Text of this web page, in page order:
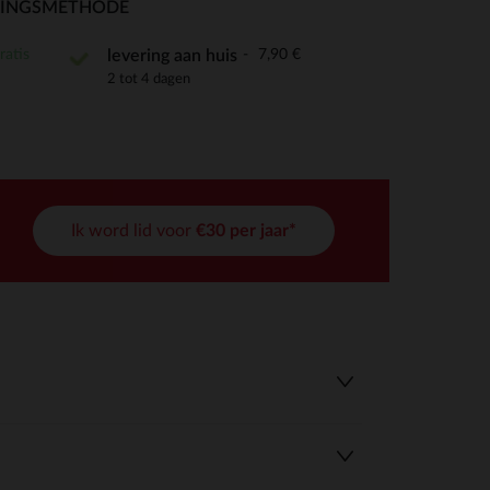
aan te passen en te beheren, en zorgt ervoor dat aan
levering aan huis 7,90 €
2 tot 4 dagen
Ik word lid voor €30 per jaar*